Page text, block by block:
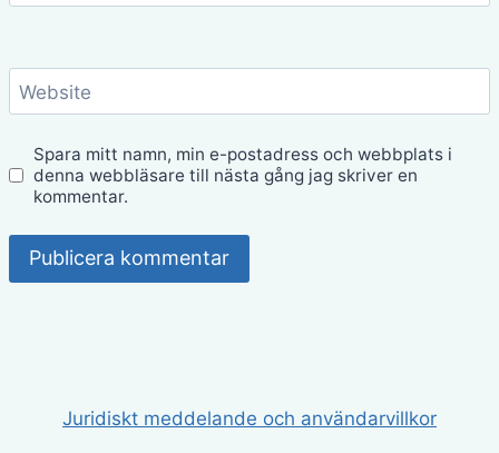
Website
Spara mitt namn, min e-postadress och webbplats i
denna webbläsare till nästa gång jag skriver en
kommentar.
Juridiskt meddelande och användarvillkor